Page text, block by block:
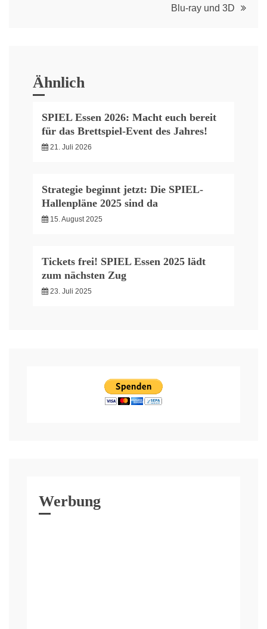
Blu-ray und 3D
Ähnlich
SPIEL Essen 2026: Macht euch bereit
für das Brettspiel-Event des Jahres!
21. Juli 2026
Strategie beginnt jetzt: Die SPIEL-
Hallenpläne 2025 sind da
15. August 2025
Tickets frei! SPIEL Essen 2025 lädt
zum nächsten Zug
23. Juli 2025
Werbung